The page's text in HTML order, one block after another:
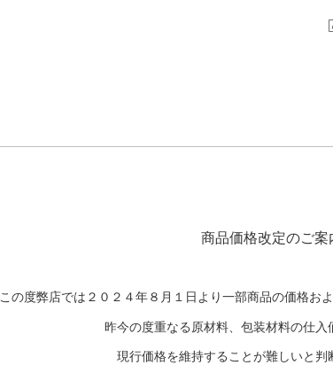
商品価格改定のご案
この度弊店では２０２４年８月１日より一部商品の価格お
昨今の度重なる原材料、包装材料の仕入
現行価格を維持することが難しいと判